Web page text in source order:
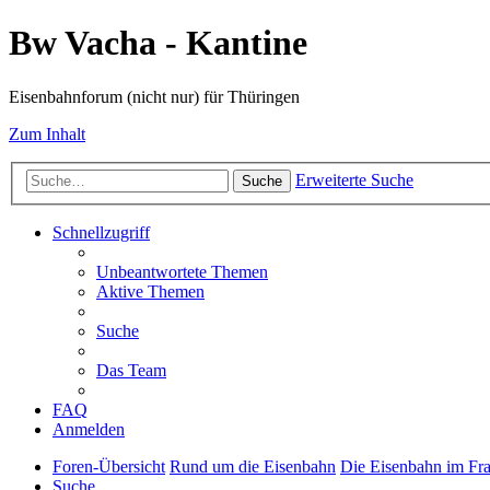
Bw Vacha - Kantine
Eisenbahnforum (nicht nur) für Thüringen
Zum Inhalt
Suche Erweiterte Suche
Schnellzugriff
Unbeantwortete Themen
Aktive Themen
Suche
Das Team
FAQ
Anmelden
Foren-Übersicht Rund um die Eisenbahn Die Eisenbahn im